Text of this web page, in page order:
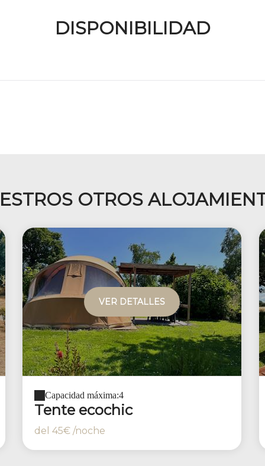
DISPONIBILIDAD
OTROS
VER DETALLES
Capacidad máxima:4
Tente ecochic
del 45€ /noche